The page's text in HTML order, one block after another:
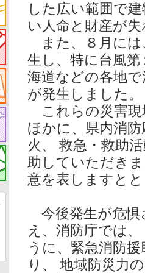
した広い範囲で
い人命と財産が
また、８月には
生し、特に台風
海道などの各地
が発生しました。
これらの災害現
ほかに、県内消
火、 救急・救助
助していただき
意を表しますと
今後発生が危惧
え、消防庁では
うに、緊急消防
り、 地域防災力